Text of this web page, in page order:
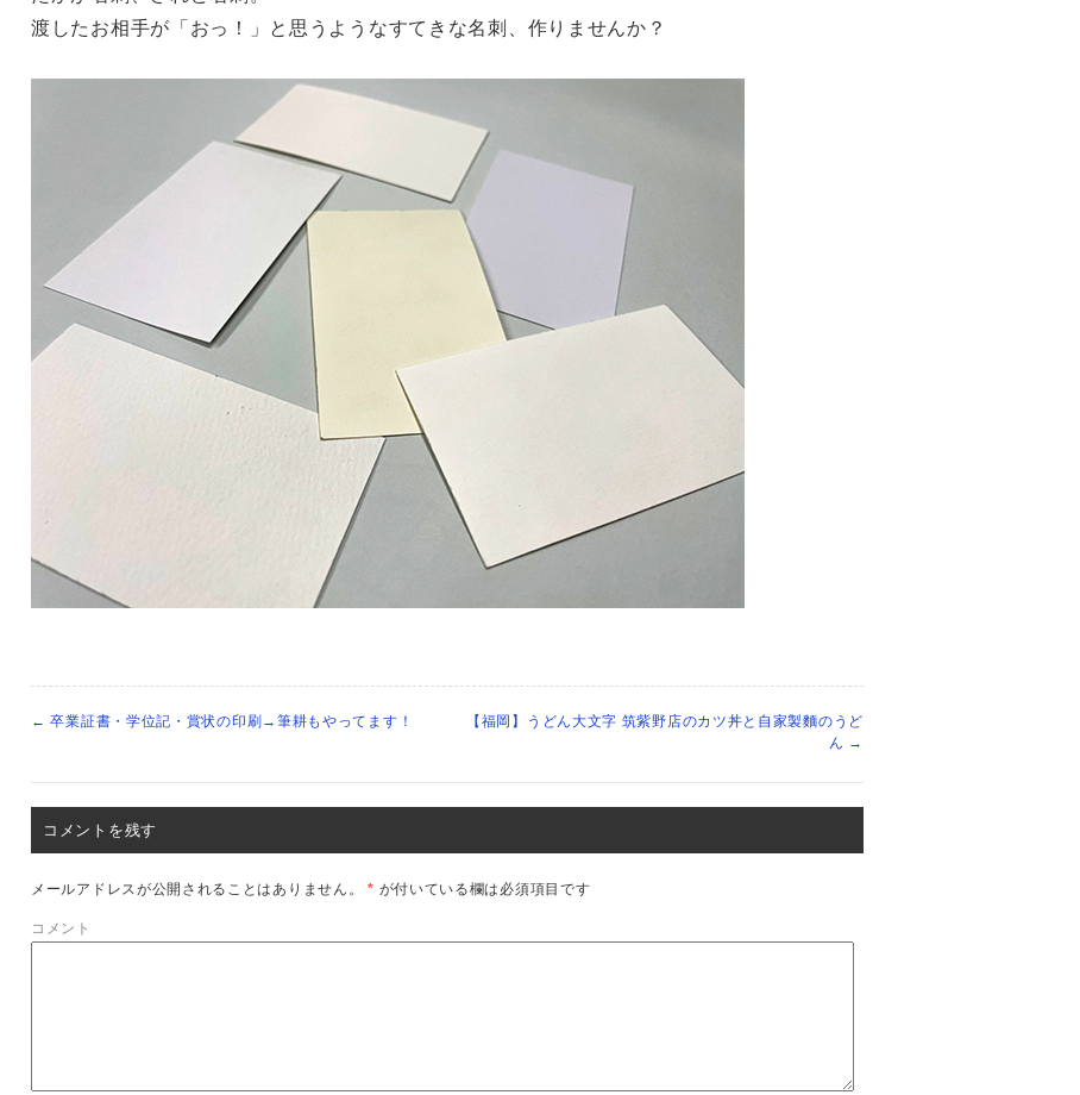
渡したお相手が「おっ！」と思うようなすてきな名刺、作りませんか？
← 卒業証書・学位記・賞状の印刷→筆耕もやってます！
【福岡】うどん大文字 筑紫野店のカツ丼と自家製麵のうど
ん →
コメントを残す
メールアドレスが公開されることはありません。 * が付いている欄は必須項目です
コメント